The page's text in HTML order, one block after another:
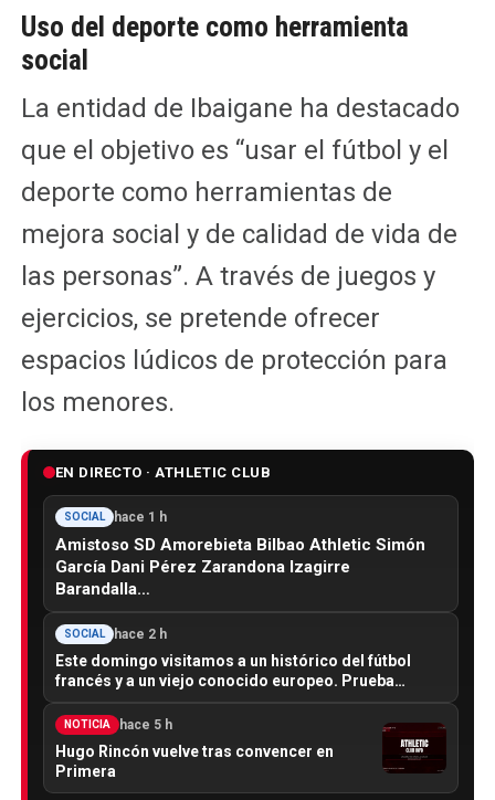
Uso del deporte como herramienta
social
La entidad de Ibaigane ha destacado
que el objetivo es “usar el fútbol y el
deporte como herramientas de
mejora social y de calidad de vida de
las personas”. A través de juegos y
ejercicios, se pretende ofrecer
espacios lúdicos de protección para
los menores.
EN DIRECTO · ATHLETIC CLUB
SOCIAL hace 1 h
Amistoso SD Amorebieta Bilbao Athletic Simón
García Dani Pérez Zarandona Izagirre
Barandalla…
SOCIAL hace 2 h
Este domingo visitamos a un histórico del fútbol
francés y a un viejo conocido europeo. Prueba…
NOTICIA hace 5 h
Hugo Rincón vuelve tras convencer en
Primera